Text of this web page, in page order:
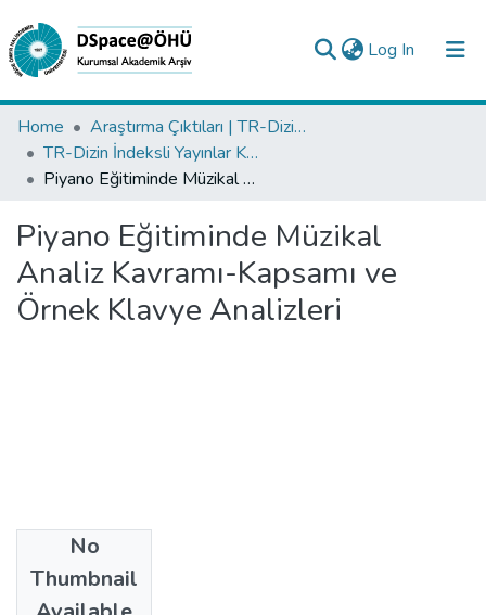
Log In (current)
Collections
All of DSpace
Analyze
Request/Question
Home
Araştırma Çıktıları | TR-Dizin | WoS | Scopus | PubMed
TR-Dizin İndeksli Yayınlar Koleksiyonu
Piyano Eğitiminde Müzikal Analiz Kavramı-Kapsamı ve Örnek Klavye Analizleri
Piyano Eğitiminde Müzikal
Analiz Kavramı-Kapsamı ve
Örnek Klavye Analizleri
No
Thumbnail
2003